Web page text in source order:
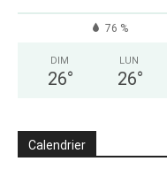
76 %
DIM
26°
LUN
26°
Calendrier